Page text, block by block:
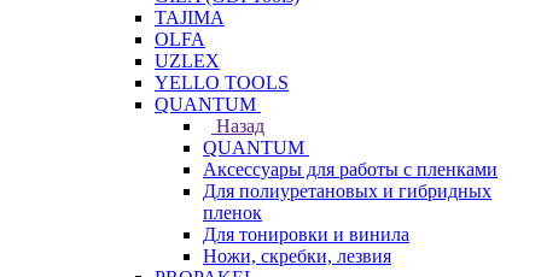
TAJIMA
OLFA
UZLEX
YELLO TOOLS
QUANTUM
Назад
QUANTUM
Аксессуары для работы с пленками
Для полиуретановых и гибридных
пленок
Для тонировки и винила
Ножи, скребки, лезвия